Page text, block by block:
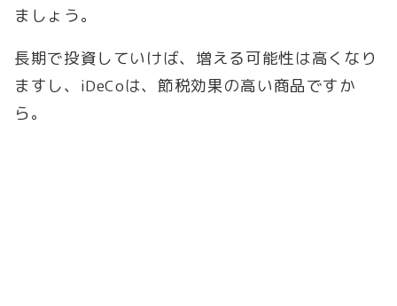
ましょう。
長期で投資していけば、増える可能性は高くなり
ますし、iDeCoは、節税効果の高い商品ですか
ら。